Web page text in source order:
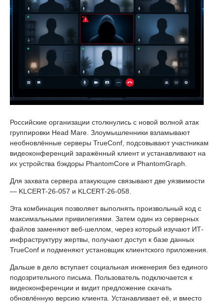
Российские организации столкнулись с новой волной атак
группировки Head Mare. Злоумышленники взламывают
необновлённые серверы TrueConf, подсовывают участникам
видеоконференций заражённый клиент и устанавливают на
их устройства бэкдоры PhantomCore и PhantomGraph.
Для захвата сервера атакующие связывают две уязвимости
— KLCERT-26-057 и KLCERT-26-058.
Эта комбинация позволяет выполнять произвольный код с
максимальными привилегиями. Затем один из серверных
файлов заменяют веб-шеллом, через который изучают ИТ-
инфраструктуру жертвы, получают доступ к базе данных
TrueConf и подменяют установщик клиентского приложения.
Дальше в дело вступает социальная инженерия без единого
подозрительного письма. Пользователь подключается к
видеоконференции и видит предложение скачать
обновлённую версию клиента. Устанавливает её, и вместо